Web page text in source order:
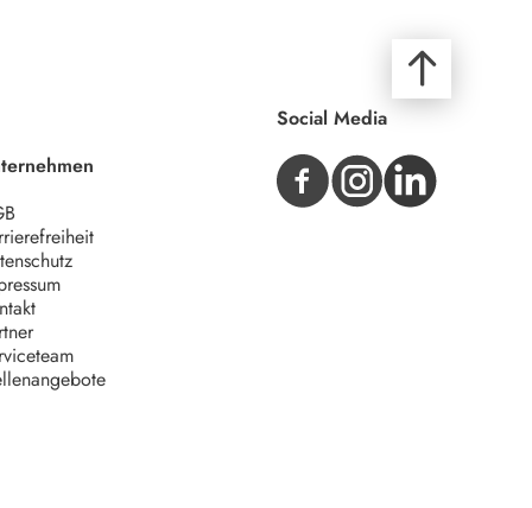
Social Media